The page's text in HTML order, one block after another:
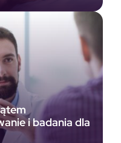
i badania dla